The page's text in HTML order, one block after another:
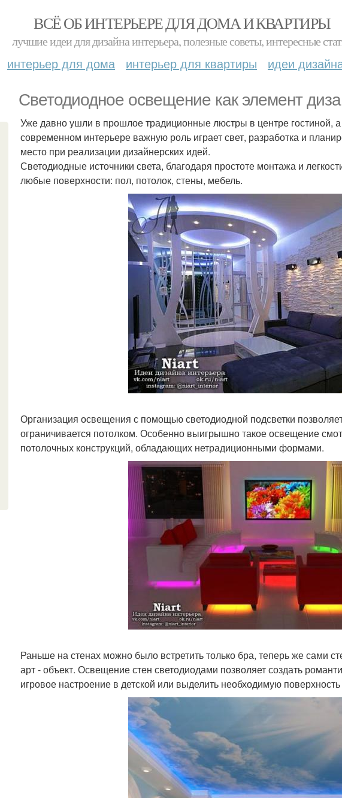
ВСЁ ОБ ИНТЕРЬЕРЕ ДЛЯ ДОМА И КВАРТИРЫ
лучшие идеи для дизайна интерьера, полезные советы, интересные
интерьер для дома интерьер для квартиры идеи
Светодиодное освещение как элемент
Уже давно ушли в прошлое традиционные люстры в центре гостиной,
современном интерьере важную роль играет свет, разработка и
место при реализации дизайнерских идей.
Светодиодные источники света, благодаря простоте монтажа и
любые поверхности: пол, потолок, стены, мебель.
Организация освещения с помощью светодиодной подсветки
ограничивается потолком. Особенно выигрышно такое освещение
потолочных конструкций, обладающих нетрадиционными формами.
Раньше на стенах можно было встретить только бра, теперь же сами
арт - объект. Освещение стен светодиодами позволяет создать
игровое настроение в детской или выделить необходимую